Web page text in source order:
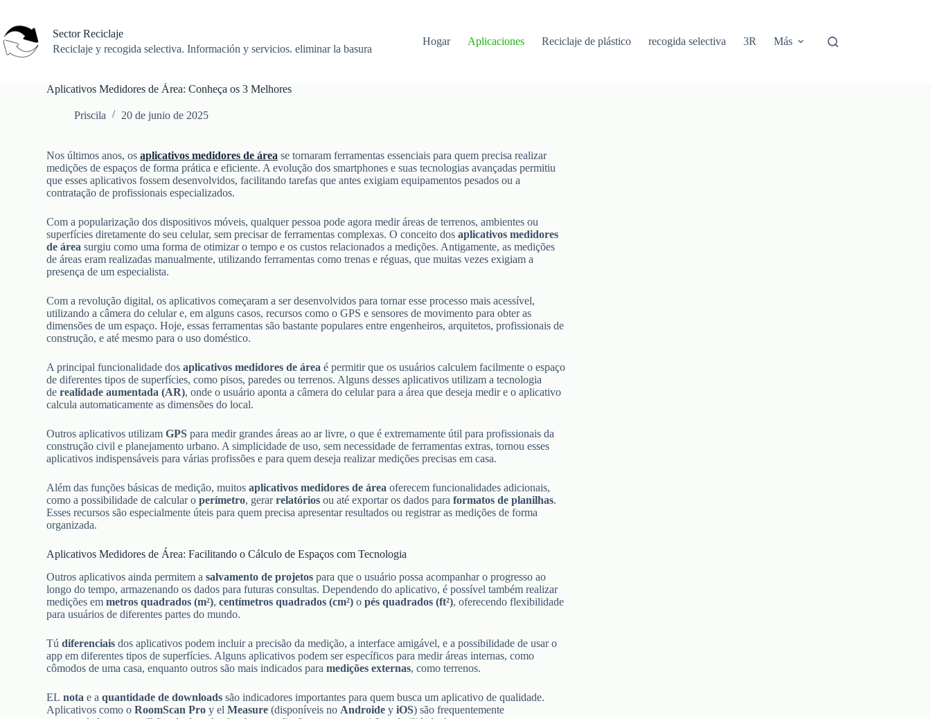
contenido
Sector Reciclaje
Reciclaje y recogida selectiva. Información y servicios. eliminar la basura
Hogar Aplicaciones Reciclaje de plástico recogida selectiva 3R Más
Aplicativos Medidores de Área: Conheça os 3 Melhores
Priscila 20 de junio de 2025
Nos últimos anos, osaplicativos medidores de área se tornaram ferramentas essenciais para quem precisa realizar
medições de espaços de forma prática e eficiente. A evolução dos smartphones e suas tecnologias avançadas permitiu
que esses aplicativos fossem desenvolvidos, facilitando tarefas que antes exigiam equipamentos pesados ou a
contratação de profissionais especializados.
Com a popularização dos dispositivos móveis, qualquer pessoa pode agora medir áreas de terrenos, ambientes ou
superfícies diretamente do seu celular, sem precisar de ferramentas complexas. O conceito dosaplicativos medidores
de área surgiu como uma forma de otimizar o tempo e os custos relacionados a medições. Antigamente, as medições
de áreas eram realizadas manualmente, utilizando ferramentas como trenas e réguas, que muitas vezes exigiam a
presença de um especialista.
Com a revolução digital, os aplicativos começaram a ser desenvolvidos para tornar esse processo mais acessível,
utilizando a câmera do celular e, em alguns casos, recursos como o GPS e sensores de movimento para obter as
dimensões de um espaço. Hoje, essas ferramentas são bastante populares entre engenheiros, arquitetos, profissionais de
construção, e até mesmo para o uso doméstico.
A principal funcionalidade dosaplicativos medidores de área é permitir que os usuários calculem facilmente o espaço
de diferentes tipos de superfícies, como pisos, paredes ou terrenos. Alguns desses aplicativos utilizam a tecnologia
derealidade aumentada (AR), onde o usuário aponta a câmera do celular para a área que deseja medir e o aplicativo
calcula automaticamente as dimensões do local.
Outros aplicativos utilizamGPS para medir grandes áreas ao ar livre, o que é extremamente útil para profissionais da
construção civil e planejamento urbano. A simplicidade de uso, sem necessidade de ferramentas extras, tornou esses
aplicativos indispensáveis para várias profissões e para quem deseja realizar medições precisas em casa.
Além das funções básicas de medição, muitosaplicativos medidores de área oferecem funcionalidades adicionais,
como a possibilidade de calcular operímetro, gerarrelatórios ou até exportar os dados paraformatos de planilhas.
Esses recursos são especialmente úteis para quem precisa apresentar resultados ou registrar as medições de forma
organizada.
Aplicativos Medidores de Área: Facilitando o Cálculo de Espaços com Tecnologia
Outros aplicativos ainda permitem asalvamento de projetos para que o usuário possa acompanhar o progresso ao
longo do tempo, armazenando os dados para futuras consultas. Dependendo do aplicativo, é possível também realizar
medições emmetros quadrados (m²),centímetros quadrados (cm²) opés quadrados (ft²), oferecendo flexibilidade
para usuários de diferentes partes do mundo.
Túdiferenciais dos aplicativos podem incluir a precisão da medição, a interface amigável, e a possibilidade de usar o
app em diferentes tipos de superfícies. Alguns aplicativos podem ser específicos para medir áreas internas, como
cômodos de uma casa, enquanto outros são mais indicados paramedições externas, como terrenos.
ELnota e aquantidade de downloads são indicadores importantes para quem busca um aplicativo de qualidade.
Aplicativos como oRoomScan Pro y elMeasure (disponíveis no Androide yiOS) são frequentemente